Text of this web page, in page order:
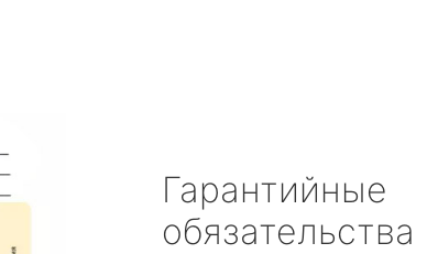
Гарантийные
обязательства